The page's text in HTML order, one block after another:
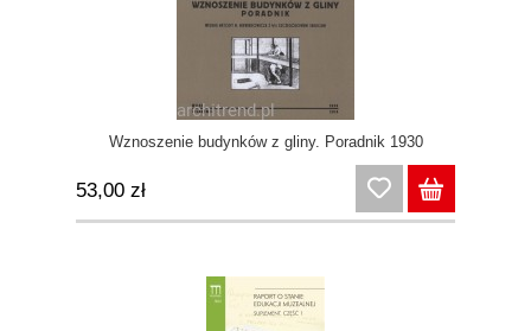
Wznoszenie budynków z gliny. Poradnik 1930
53,00 zł